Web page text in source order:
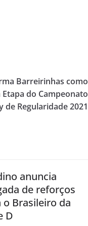
Barreirinhas como
do Campeonato
de Regularidade 2021
anuncia
de reforços
o Brasileiro da
D